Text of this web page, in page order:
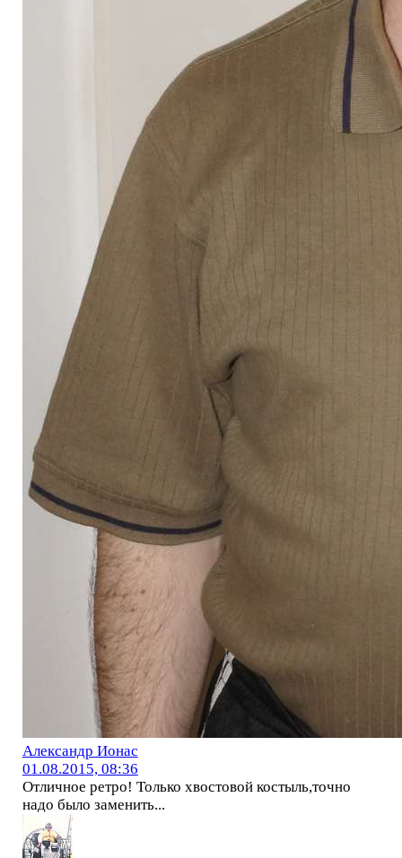
Александр Ионас
01.08.2015, 08:36
Отличное ретро! Только хвостовой костыль,точно
надо было заменить...